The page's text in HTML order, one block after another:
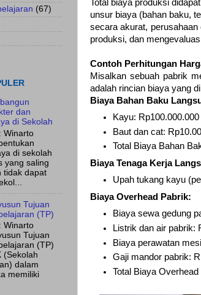
Total biaya produksi
unsur biaya (bahan baku,
secara akurat,
produksi, dan
Contoh Perhitungan
Misalkan sebuah pabrik
adalah rincian biaya yang
Biaya Bahan Baku
Kayu: Rp100.000.000
Baut dan cat:
Total Biaya Bahan
Biaya Tenaga Kerja
Upah tukang kayu
Biaya Overhead Pabrik:
Biaya sewa gedung
Listrik dan air pabrik:
Biaya perawatan
Gaji mandor pabrik:
Total Biaya
(67)
dan
di Sekolah
Winarto
di sekolah
yang saling
tidak dapat
Tujuan
(TP)
Winarto
Tujuan
(TP)
(Sekolah
dalam
memiliki